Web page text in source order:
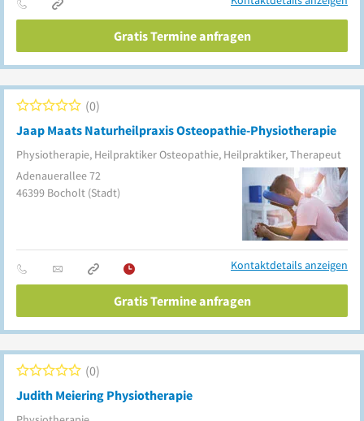
Gratis Termine anfragen
Jaap Maats Naturheilpraxis Osteopathie-Physiotherapie
Physiotherapie, Heilpraktiker Osteopathie, Heilpraktiker, Therapeut
0
Adenauerallee 72
46399 Bocholt (Stadt)
Kontaktdetails anzeigen
Gratis Termine anfragen
Judith Meiering Physiotherapie
0